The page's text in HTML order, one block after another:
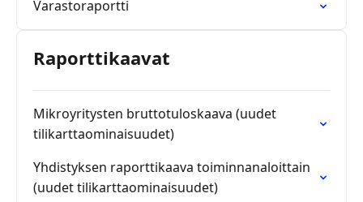
Varastoraportti
Raporttikaavat
Mikroyritysten bruttotuloskaava (uudet
tilikarttaominaisuudet)
Yhdistyksen raporttikaava toiminnanaloittain
(uudet tilikarttaominaisuudet)